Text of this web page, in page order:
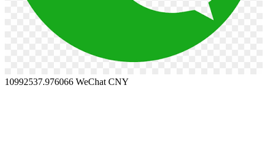
10992537.976066 WeChat CNY